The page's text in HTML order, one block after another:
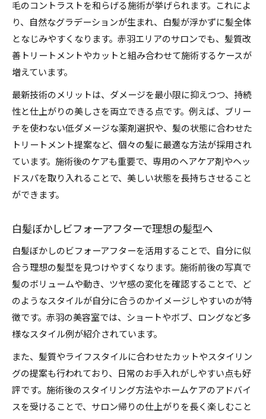
毛のコントラストを和らげる施術が挙げられます。これによ
り、自然なグラデーションが生まれ、白髪が浮かずに髪全体
となじみやすくなります。赤羽エリアのサロンでも、髪質改
善トリートメントやカットと組み合わせて施術するケースが
増えています。
最新技術のメリットは、ダメージを最小限に抑えつつ、持続
性と仕上がりの美しさを両立できる点です。例えば、ブリー
チを使わない低ダメージな薬剤選択や、髪の状態に合わせた
トリートメント提案など、個々の髪に最適な方法が採用され
ています。施術後のケアも重要で、専用のヘアケア剤やヘッ
ドスパを取り入れることで、美しい状態を長持ちさせること
ができます。
白髪ぼかしビフォーアフターで理想の髪型へ
白髪ぼかしのビフォーアフターを活用することで、自分に似
合う理想の髪型を見つけやすくなります。施術前後の写真で
髪のボリュームや動き、ツヤ感の変化を確認することで、ど
のようなスタイルが自分に合うのかイメージしやすいのが特
徴です。赤羽の美容室では、ショートやボブ、ロングなど多
様なスタイル例が紹介されています。
また、髪質やライフスタイルに合わせたカットやスタイリン
グの提案も行われており、日常のお手入れがしやすい点も好
評です。施術後のスタイリング方法やホームケアのアドバイ
スを受けることで、サロン帰りの仕上がりを長く楽しむこと